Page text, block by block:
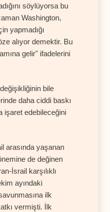
söylüyorsa bu
Washington,
yapmadığı
alıyor demektir. Bu
gelir" ifadelerini
bile
daha ciddi baskı
işaret edebileceğini
arasında yaşanan
de değinen
İsrail karşılıklı
ayındaki
ilk
vermişti. İlk